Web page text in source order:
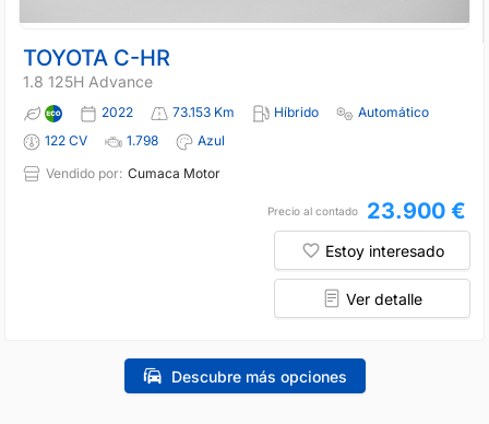
TOYOTA C-HR
1.8 125H Advance
2022 73.153 Km Híbrido
Automático
122 CV
1.798
Azul
Vendido por: Cumaca Motor
Precio al contado 23.900 €
Estoy interesado
Ver detalle
Descubre más opciones